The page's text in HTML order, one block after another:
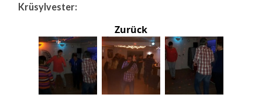
Krüsylvester:
Zurück